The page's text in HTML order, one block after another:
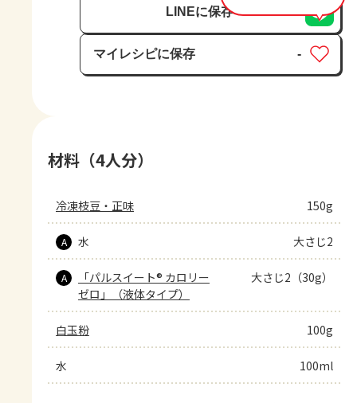
LINEに保存
マイレシピに保存
保存済み
-
材料（4人分）
冷凍枝豆・正味 150g
A 水 大さじ2
A
「パルスイート® カロリー
ゼロ」（液体タイプ）
大さじ2（30g）
白玉粉 100g
水 100ml